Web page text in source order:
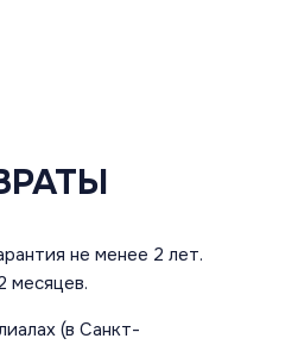
не менее 2 лет.
месяцев.
(в Санкт-